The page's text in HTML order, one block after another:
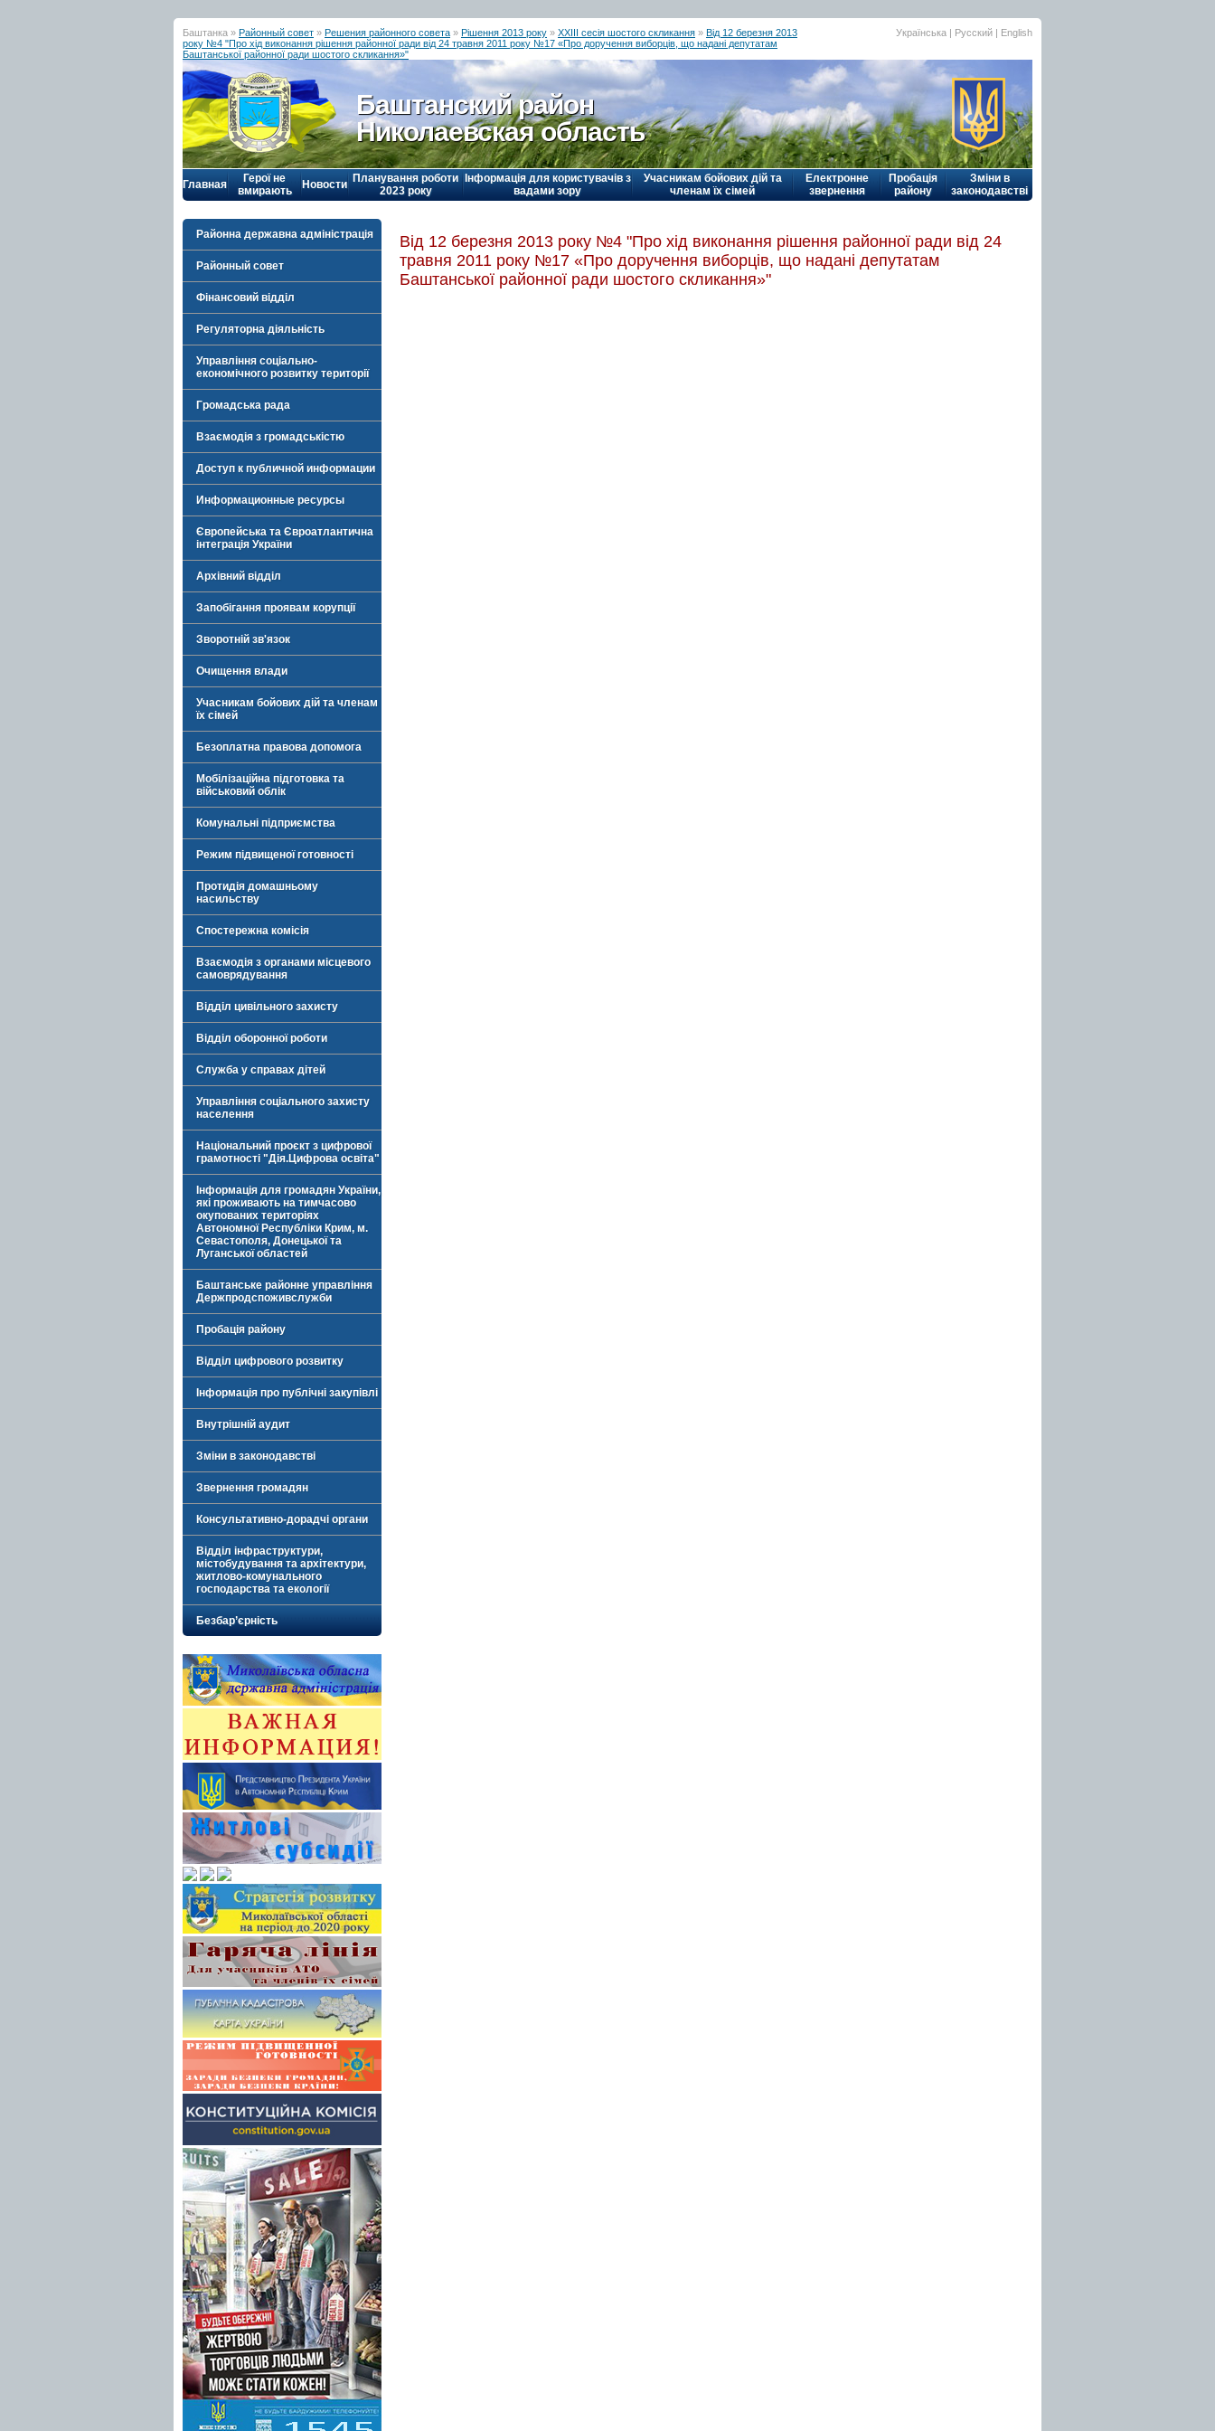
Баштанка » Районный совет » Решения районного совета » Рішення 2013 року » ХХІІІ сесія шостого скликання » Від 12 березня 2013
року №4 "Про хід виконання рішення районної ради від 24 травня 2011 року №17 «Про доручення виборців, що надані депутатам
Баштанської районної ради шостого скликання»"
Українська | Русский | English
Баштанский район
Николаевская область
Главная
Герої не
вмирають
Новости Планування роботи
2023 року
Інформація для користувачів з
вадами зору
Учасникам бойових дій та
членам їх сімей
Електронне
звернення
Пробація
району
Зміни в
законодавстві
Районна державна адміністрація
Районный совет
Фінансовий відділ
Регуляторна діяльність
Управління соціально-
економічного розвитку території
Громадська рада
Взаємодія з громадськістю
Доступ к публичной информации
Информационные ресурсы
Європейська та Євроатлантична
інтеграція України
Архівний відділ
Запобігання проявам корупції
Зворотній зв'язок
Очищення влади
Учасникам бойових дій та членам
їх сімей
Безоплатна правова допомога
Мобілізаційна підготовка та
військовий облік
Комунальні підприємства
Режим підвищеної готовності
Протидія домашньому
насильству
Спостережна комісія
Взаємодія з органами місцевого
самоврядування
Відділ цивільного захисту
Відділ оборонної роботи
Служба у справах дітей
Управління соціального захисту
населення
Національний проєкт з цифрової
грамотності "Дія.Цифрова освіта"
Інформація для громадян України,
які проживають на тимчасово
окупованих територіях
Автономної Республіки Крим, м.
Севастополя, Донецької та
Луганської областей
Баштанське районне управління
Держпродспоживслужби
Пробація району
Відділ цифрового розвитку
Інформація про публічні закупівлі
Внутрішній аудит
Зміни в законодавстві
Звернення громадян
Консультативно-дорадчі органи
Відділ інфраструктури,
містобудування та архітектури,
житлово-комунального
господарства та екології
Безбар’єрність
Від 12 березня 2013 року №4 "Про хід виконання рішення районної ради від 24
травня 2011 року №17 «Про доручення виборців, що надані депутатам
Баштанської районної ради шостого скликання»"